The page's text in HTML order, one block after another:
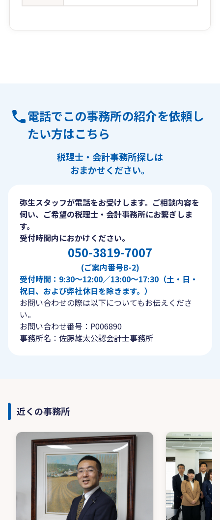
電話でこの事務所の紹介を依頼し
たい方はこちら
税理士・会計事務所探しは
おまかせください。
弥生スタッフが電話をお受けします。ご相談内容を
伺い、ご希望の税理士・会計事務所にお繋ぎしま
す。
受付時間内におかけください。
050-3819-7007
(ご案内番号B-2)
受付時間：9:30〜12:00／13:00〜17:30（土・日・
祝日、および弊社休日を除きます。）
お問い合わせの際は以下についてもお伝えくださ
い。
お問い合わせ番号：P006890
事務所名：佐藤雄太公認会計士事務所
近くの事務所